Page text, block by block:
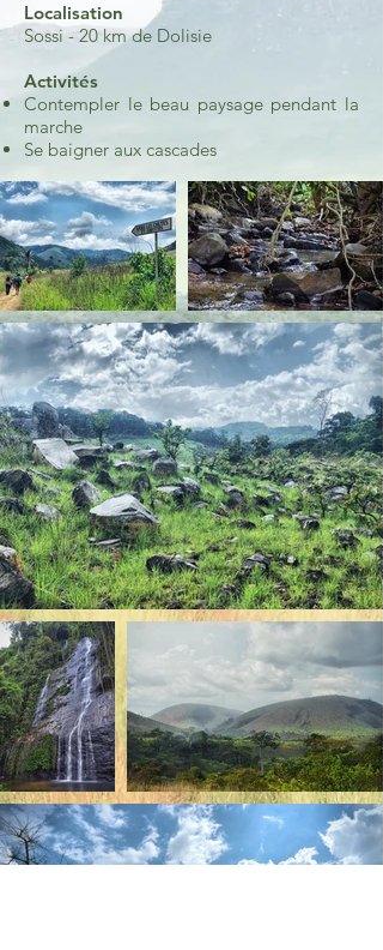
Localisation
Sossi - 20 km de Dolisie
Activités
Contempler le beau paysage pendant la
marche
Se baigner aux cascades